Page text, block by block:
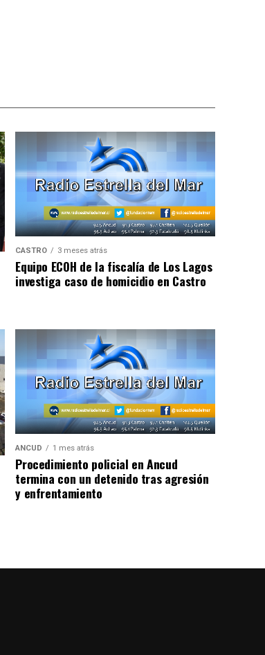
CASTRO 3 meses atrás
Equipo ECOH de la fiscalía de Los Lagos
investiga caso de homicidio en Castro
ANCUD 1 mes atrás
Procedimiento policial en Ancud
termina con un detenido tras agresión
y enfrentamiento